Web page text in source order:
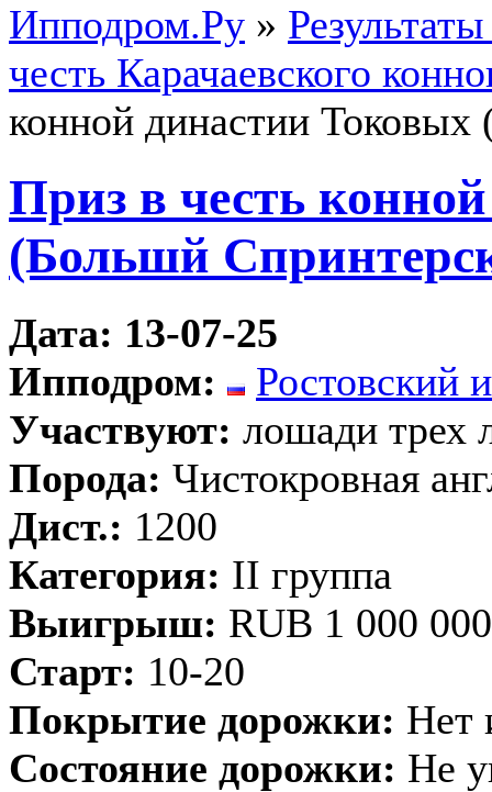
Ипподром.Ру »
честь Карачаевского
конной династии
Приз в честь
(Большй
Дата: 13-07-25
Ипподром:
Ростовский
Участвуют: лошади трех
Порода: Чистокровная
Дист.: 1200
Категория: II группа
Выигрыш: RUB 1 000 000
Старт: 10-20
Покрытие дорожки: Нет
Состояние дорожки: Не